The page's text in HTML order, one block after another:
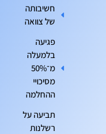
חשיבותה
של צוואה
פגיעה
בלמעלה
מ־50%
מסיכויי
ההחלמה
תביעה על
רשלנות